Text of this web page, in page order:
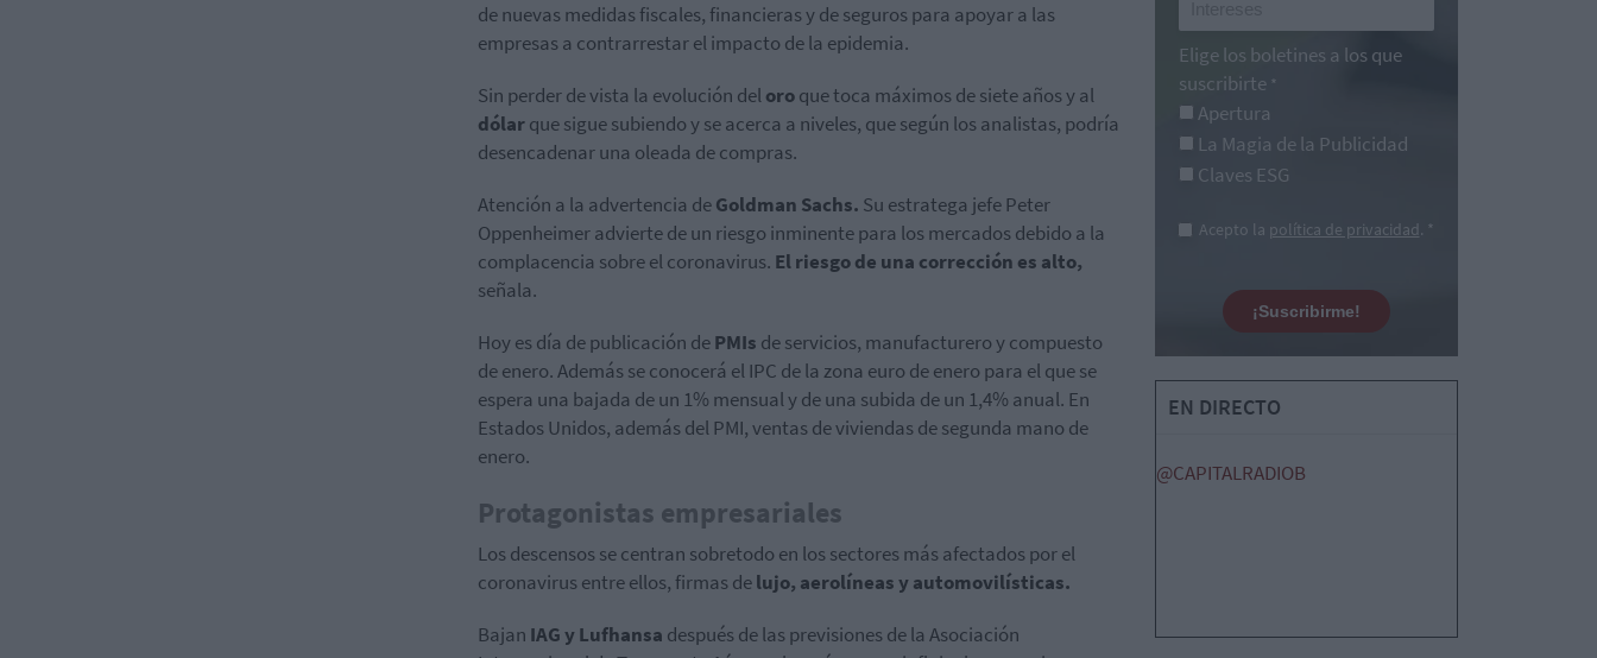
de nuevas medidas fiscales, financieras y de seguros para apoyar a las
empresas a contrarrestar el impacto de la epidemia.
Sin perder de vista la evolución deloroque toca máximos de siete años y al
dólarque sigue subiendo y se acerca a niveles, que según los analistas, podría
desencadenar una oleada de compras.
Atención a la advertencia deGoldman Sachs. Su estratega jefe Peter
Oppenheimer advierte de un riesgo inminente para los mercados debido a la
complacencia sobre el coronavirus. El riesgo de una corrección es alto,
señala.
Hoy es día de publicación dePMIs de servicios, manufacturero y compuesto
de enero. Además se conocerá el IPC de la zona euro de enero para el que se
espera una bajada de un 1% mensual y de una subida de un 1,4% anual. En
Estados Unidos, además del PMI, ventas de viviendas de segunda mano de
enero.
Protagonistas empresariales
Los descensos se centran sobretodo en los sectores más afectados por el
coronavirus entre ellos, firmas delujo, aerolíneas y automovilísticas.
Bajan IAG y Lufhansa después de las previsiones de la Asociación
Elige los boletines a los que
suscribirte *
Apertura
La Magia de la Publicidad
Claves ESG
Acepto la política de privacidad. *
¡Suscribirme!
EN DIRECTO
@CAPITALRADIOB